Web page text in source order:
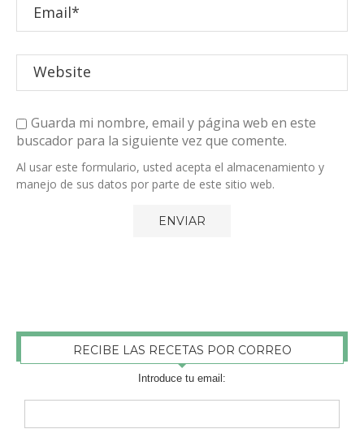
Guarda mi nombre, email y página web en este
buscador para la siguiente vez que comente.
Al usar este formulario, usted acepta el almacenamiento y
manejo de sus datos por parte de este sitio web.
RECIBE LAS RECETAS POR CORREO
Introduce tu email: